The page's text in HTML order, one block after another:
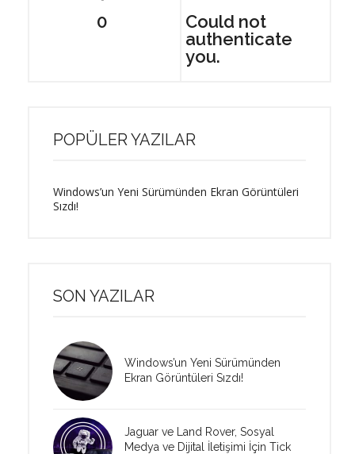
0
Could not
authenticate
you.
POPÜLER YAZILAR
Windows’un Yeni Sürümünden Ekran Görüntüleri
Sızdı!
SON YAZILAR
Windows’un Yeni Sürümünden
Ekran Görüntüleri Sızdı!
Jaguar ve Land Rover, Sosyal
Medya ve Dijital İletişimi İçin Tick